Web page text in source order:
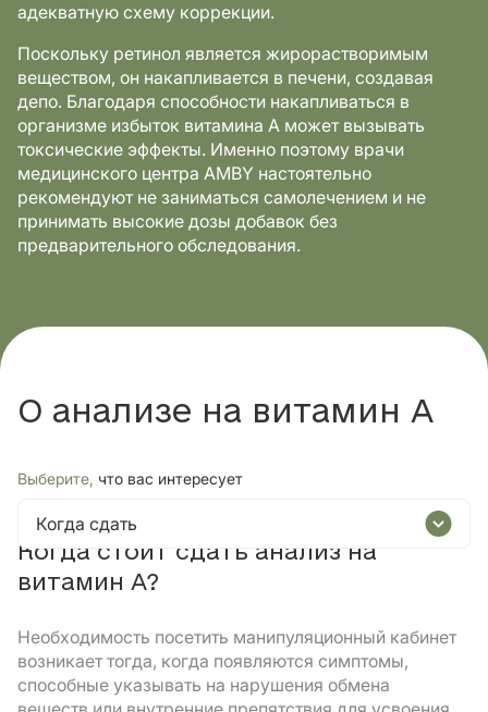
адекватную схему коррекции.
Поскольку ретинол является жирорастворимым
веществом, он накапливается в печени, создавая
депо. Благодаря способности накапливаться в
организме избыток витамина А может вызывать
токсические эффекты. Именно поэтому врачи
медицинского центра AMBY настоятельно
рекомендуют не заниматься самолечением и не
принимать высокие дозы добавок без
предварительного обследования.
О анализе на витамин А
Выберите, что вас интересует
Когда сдать
Когда стоит сдать анализ на
витамин А?
Необходимость посетить манипуляционный кабинет
возникает тогда, когда появляются симптомы,
способные указывать на нарушения обмена